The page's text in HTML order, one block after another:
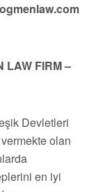
LAW FIRM –
Devletleri
olan
en iyi